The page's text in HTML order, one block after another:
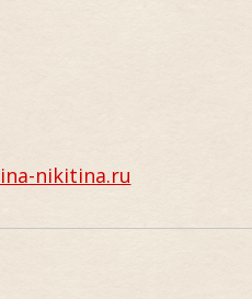
nikitina.ru